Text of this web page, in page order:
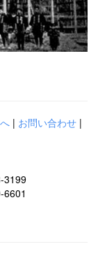
| お問い合わせ |
3199